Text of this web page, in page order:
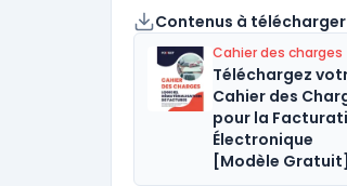
Contenus à télécharger
Cahier des charges
Téléchargez
Cahier des
pour la
Électronique
[Modèle Gratuit]